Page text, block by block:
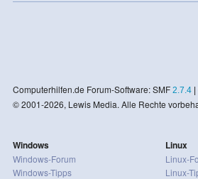
Computerhilfen.de Forum-Software: SMF 2.7.4|
© 2001-2026, Lewis Media. Alle Rechte
Windows
Windows-Forum
Windows-Tipps
Linux
Linux-
Linux-